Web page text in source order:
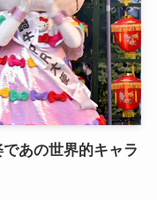
であの世界的キャラ